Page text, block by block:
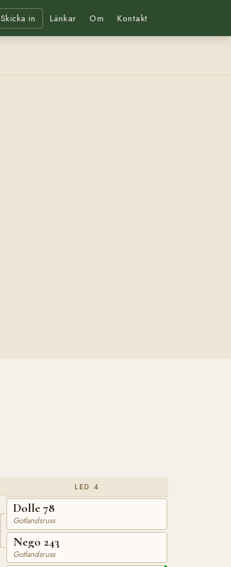
Skicka in Länkar Om Kontakt
LED 4
Dolle 78
Gotlandsruss
Nego 243
Gotlandsruss